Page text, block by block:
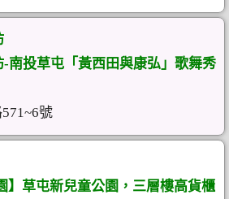
南投草屯「黃西田與康弘」歌舞秀
號
】草屯新兒童公園，三層樓高貨櫃